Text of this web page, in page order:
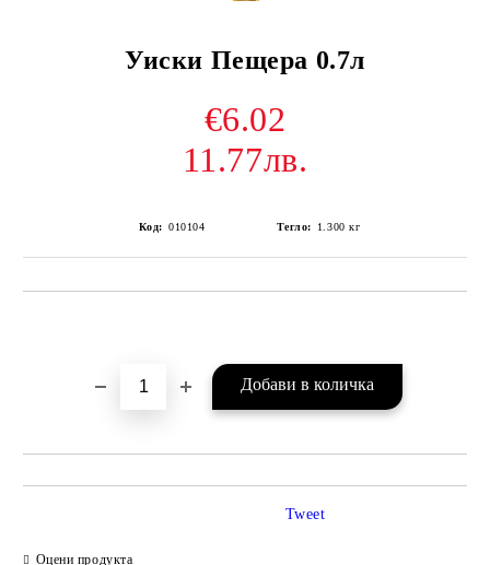
Уиски Пещера 0.7л
€6.02
11.77лв.
Код: 010104 Тегло: 1.300 кг
Оцени продукта
Tweet